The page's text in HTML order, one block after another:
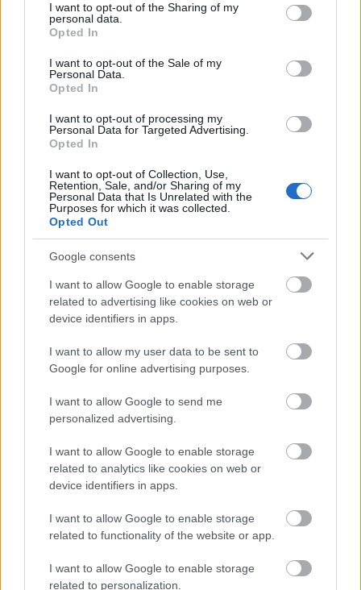
not limited to your visit or usage behaviour. You may click to
grant or deny consent to Google and its third-party tags to
use your data for below specified purposes in below Google
consent section.
I want to opt-out of the Sharing of my
personal data.
Opted In
I want to opt-out of the Sale of my
Personal Data.
Opted In
I want to opt-out of processing my
Personal Data for Targeted Advertising.
Opted In
I want to opt-out of Collection, Use,
Retention, Sale, and/or Sharing of my
Personal Data that Is Unrelated with the
Purposes for which it was collected.
Opted Out
Google consents
I want to allow Google to enable storage
related to advertising like cookies on web or
device identifiers in apps.
I want to allow my user data to be sent to
Google for online advertising purposes.
I want to allow Google to send me
personalized advertising.
I want to allow Google to enable storage
related to analytics like cookies on web or
device identifiers in apps.
I want to allow Google to enable storage
related to functionality of the website or app.
I want to allow Google to enable storage
related to personalization.
mérföldköve a felülvizsgálat
árnyékában?
Helyi hírek
Egyetlen, fél évszázados vezetéken múlt
HIRDETÉS
HIRDETÉS
HIRDETÉS
LEGOLVASOTTABB
Fontos a postaládákba költöző
széncinegék védelme